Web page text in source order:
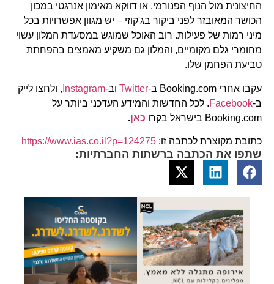
החיצונית מול הנוף הפנורמי, או דווקא מאימון אנרגטי במכון
הכושר המאובזר לפני ביקור בג'קוזי – יש מגוון אפשרויות בכל
מיני רמות של פעילות. רוב האוכל שמוגש במסעדת המלון עשוי
מחומרי גלם מקומיים, והמלון גם משקיע מאמצים בהפחתת
טביעת הפחמן שלו.
עקבו אחרי Booking.com ב- Twitterוב- Instagram, ולחצו לייק
Facebook. לכל החדשות והמידע העדכני ביותר על
Booking.com בישראל בקרו
כאן.
כתובת מקוצרת לכתבה זו: https://www.ias.co.il?p=124275
שתפו את הכתבה ברשתות החברתיות: